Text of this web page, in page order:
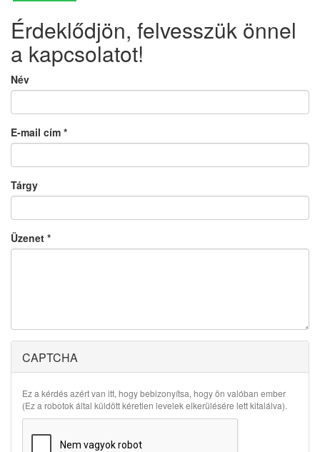
Érdeklődjön, felvesszük önnel
a kapcsolatot!
Név
E-mail cím *
Tárgy
Üzenet *
CAPTCHA
Ez a kérdés azért van itt, hogy bebizonyítsa, hogy ön valóban ember
(Ez a robotok által küldött kéretlen levelek elkerülésére lett kitalálva).